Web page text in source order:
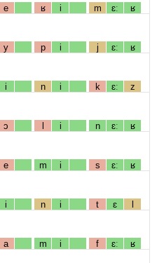
e ʁ i m ɛː ʁ
y p i j ɛː ʁ
i n i k ɛː z
ɔ l i n ɛː ʁ
e m i s ɛː ʁ
i n i t ɛ l
a m i f ɛː ʁ